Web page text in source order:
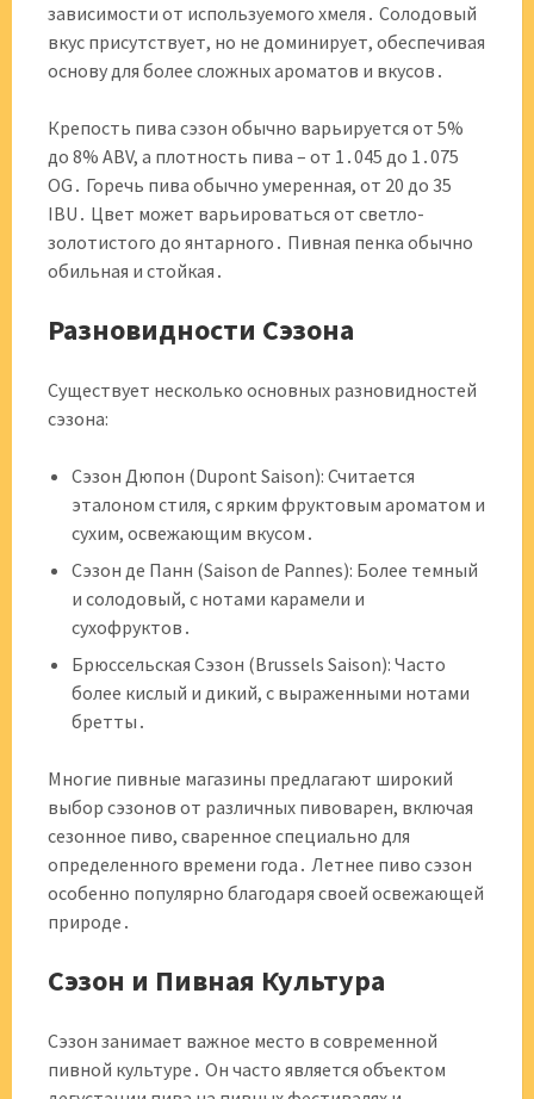
зависимости от используемого хмеля․ Солодовый
вкус присутствует, но не доминирует, обеспечивая
основу для более сложных ароматов и вкусов․
Крепость пива сэзон обычно варьируется от 5%
до 8% ABV, а плотность пива – от 1․045 до 1․075
OG․ Горечь пива обычно умеренная, от 20 до 35
IBU․ Цвет может варьироваться от светло-
золотистого до янтарного․ Пивная пенка обычно
обильная и стойкая․
Разновидности Сэзона
Существует несколько основных разновидностей
сэзона:
Сэзон Дюпон (Dupont Saison): Считается
эталоном стиля, с ярким фруктовым ароматом и
сухим, освежающим вкусом․
Сэзон де Панн (Saison de Pannes): Более темный
и солодовый, с нотами карамели и
сухофруктов․
Брюссельская Сэзон (Brussels Saison): Часто
более кислый и дикий, с выраженными нотами
бретты․
Многие пивные магазины предлагают широкий
выбор сэзонов от различных пивоварен, включая
сезонное пиво, сваренное специально для
определенного времени года․ Летнее пиво сэзон
особенно популярно благодаря своей освежающей
природе․
Сэзон и Пивная Культура
Сэзон занимает важное место в современной
пивной культуре․ Он часто является объектом